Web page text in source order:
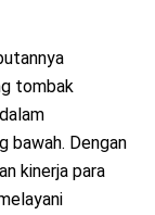
tombak
bawah. Dengan
kinerja para